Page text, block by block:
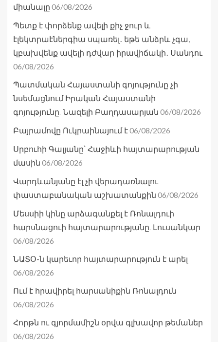
միանալը 06/08/2026
Պետք է փորձենք ավելի քիչ ջուր և
էլեկտրաէներգիա սպառել․ եթե անձրև չգա,
կբախվենք ավելի դժվար իրավիճակի․ Սանդու
06/08/2026
Պատմական Հայաստանի գոյությունը չի
նսեմացնում Իրական Հայաստանի
գոյությունը. Նազելի Բաղդասարյան 06/08/2026
Բայրամովը Ուկրաինայում է06/08/2026
Սրբուհի Գալյանը՝ Հաջիևի հայտարարության
մասին 06/08/2026
Վարդևանյանը էլ չի վերադառնալու
փաստաբանական աշխատանքին 06/08/2026
Մեսսիի կինը արձագանքել է Ռոնալդուի
հարսնացուի հայտարարությանը. Լուսանկար
06/08/2026
ՆԱՏՕ-ն կարեւոր հայտարարություն է արել
06/08/2026
Ում է հրավիրել հարսանիքին Ռոնալդուն
06/08/2026
Հորթն ու գյորմամիշն օրվա գլխավոր թեմաներ
06/08/2026